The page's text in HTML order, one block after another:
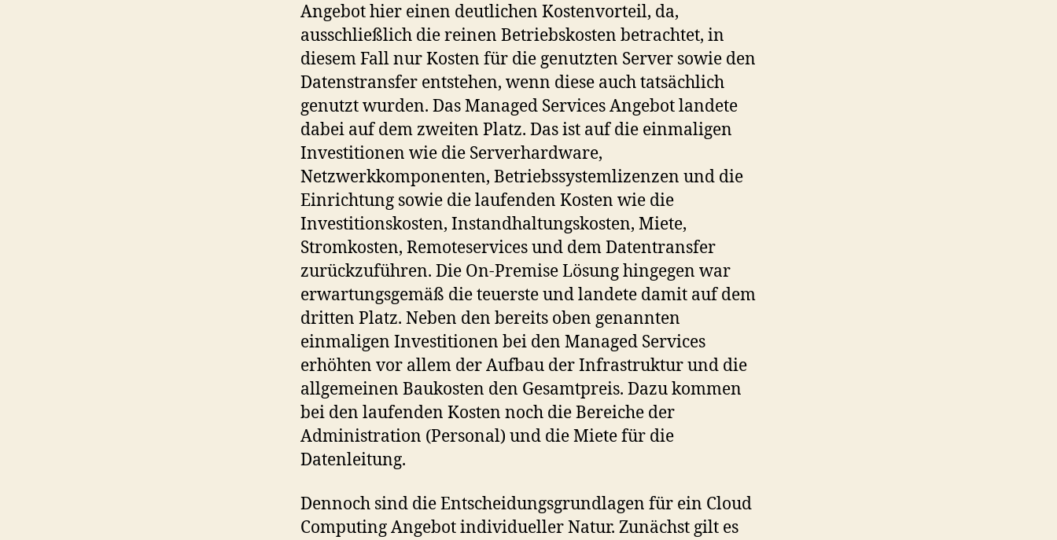
Angebot hier einen deutlichen Kostenvorteil, da,
ausschließlich die reinen Betriebskosten betrachtet, in
diesem Fall nur Kosten für die genutzten Server sowie den
Datenstransfer entstehen, wenn diese auch tatsächlich
genutzt wurden. Das Managed Services Angebot landete
dabei auf dem zweiten Platz. Das ist auf die einmaligen
Investitionen wie die Serverhardware,
Netzwerkkomponenten, Betriebssystemlizenzen und die
Einrichtung sowie die laufenden Kosten wie die
Investitionskosten, Instandhaltungskosten, Miete,
Stromkosten, Remoteservices und dem Datentransfer
zurückzuführen. Die On-Premise Lösung hingegen war
erwartungsgemäß die teuerste und landete damit auf dem
dritten Platz. Neben den bereits oben genannten
einmaligen Investitionen bei den Managed Services
erhöhten vor allem der Aufbau der Infrastruktur und die
allgemeinen Baukosten den Gesamtpreis. Dazu kommen
bei den laufenden Kosten noch die Bereiche der
Administration (Personal) und die Miete für die
Datenleitung.
Dennoch sind die Entscheidungsgrundlagen für ein Cloud
Computing Angebot individueller Natur. Zunächst gilt es